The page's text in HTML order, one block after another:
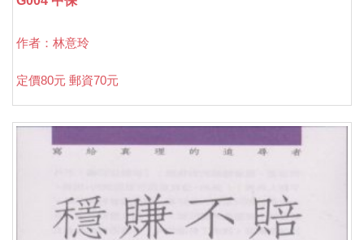
作者：林意玲
定價80元 郵資70元